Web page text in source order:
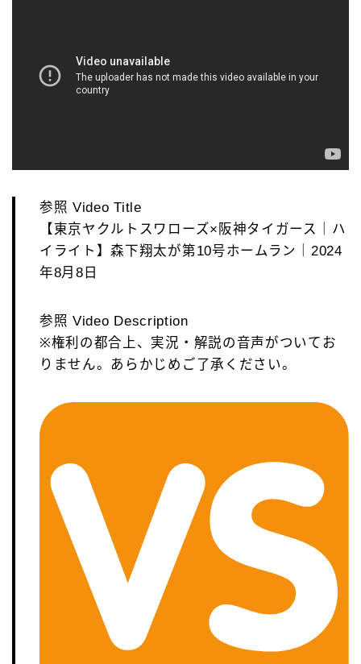
参照 Video Title
【東京ヤクルトスワローズ×阪神タイガース｜ハ
イライト】森下翔太が第10号ホームラン｜2024
年8月8日
参照 Video Description
※権利の都合上、実況・解説の音声がついてお
りません。あらかじめご了承ください。